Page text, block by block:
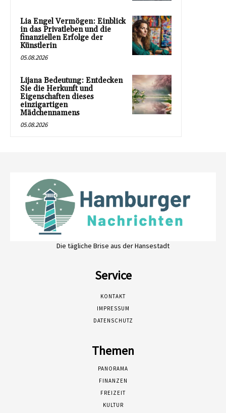
Lia Engel Vermögen: Einblick
in das Privatleben und die
finanziellen Erfolge der
Künstlerin
05.08.2026
Lijana Bedeutung: Entdecken
Sie die Herkunft und
Eigenschaften dieses
einzigartigen
Mädchennamens
05.08.2026
Die tägliche Brise aus der Hansestadt
Service
KONTAKT
IMPRESSUM
DATENSCHUTZ
Themen
PANORAMA
FINANZEN
FREIZEIT
KULTUR